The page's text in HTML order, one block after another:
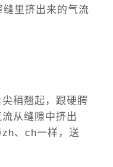
里挤出来的气流
稍翘起，跟硬腭
从缝隙中挤出
、ch一样，送